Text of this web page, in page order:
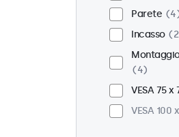
Parete
4
Incasso
2
4
VESA 75 x
VESA 100